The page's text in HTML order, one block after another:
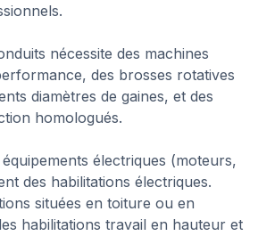
nécessite des machines
des brosses rotatives
diamètres de gaines, et des
homologués.
électriques (moteurs,
des habilitations électriques.
situées en toiture ou en
habilitations travail en hauteur et